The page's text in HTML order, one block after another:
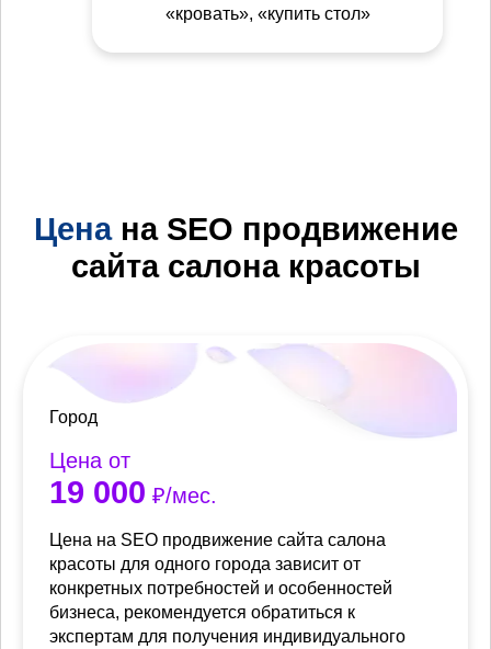
«кровать», «купить стол»
Ценана SEO продвижение
сайта салона красоты
Город
Цена от
19 000 ₽/мес.
Цена на SEO продвижение сайта салона
красоты для одного города зависит от
конкретных потребностей и особенностей
бизнеса, рекомендуется обратиться к
экспертам для получения индивидуального